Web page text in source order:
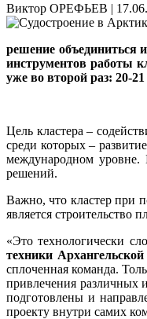
Виктор ОРЕФЬЕВ |
решение объединиться
инструментов работы
уже во второй раз: 20-
Цель кластера –
среди которых –
международном уровне.
решений.
Важно, что кластер при
является
«Это технологически
техники
сплоченная команда.
привлечения различных
подготовлены и
проекту внутри самих